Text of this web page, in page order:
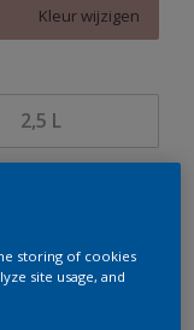
Kleur wijzigen
2,5 L
storing of cookies
site usage, and